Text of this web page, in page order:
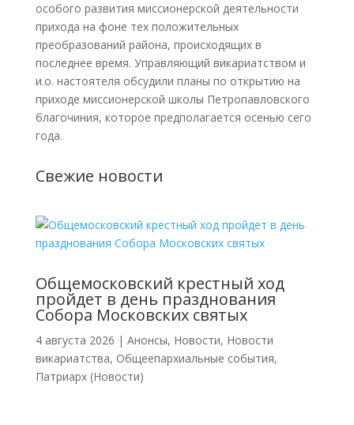
особого развития миссионерской деятельности
прихода на фоне тех положительных
преобразований района, происходящих в
последнее время. Управляющий викариатством и
и.о. настоятеля обсудили планы по открытию на
приходе миссионерской школы Петропавловского
благочиния, которое предполагается осенью сего
года.
Свежие новости
Общемосковский крестный ход
пройдет в день празднования
Собора Московских святых
4 августа 2026 | Анонсы, Новости, Новости
викариатства, Общеепархиальные события,
Патриарх (Новости)